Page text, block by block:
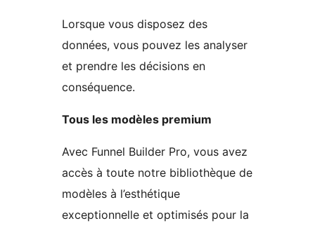
Lorsque vous disposez des
données, vous pouvez les analyser
et prendre les décisions en
conséquence.
Tous les modèles premium
Avec Funnel Builder Pro, vous avez
accès à toute notre bibliothèque de
modèles à l’esthétique
exceptionnelle et optimisés pour la